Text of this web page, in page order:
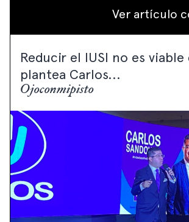
Ver artículo
Reducir el IUSI no es
plantea Carlos...
Ojoconmipisto